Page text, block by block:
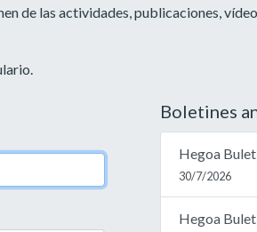
de las actividades, publicaciones,
Boletines
Hegoa
30/7/2026
Hegoa